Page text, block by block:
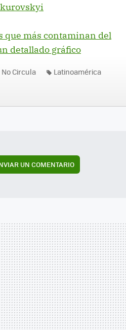
que más contaminan del
detallado gráfico
No Circula Latinoamérica
UN COMENTARIO